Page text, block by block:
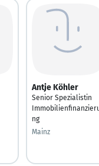
Antje Köhler
Senior Spezialistin
ng
Mainz